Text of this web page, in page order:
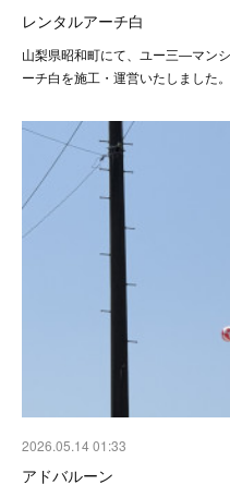
レンタルアーチ白
山梨県昭和町にて、ユー三―マン
ーチ白を施工・運営いたしました。
2026.05.14 01:33
アドバルーン